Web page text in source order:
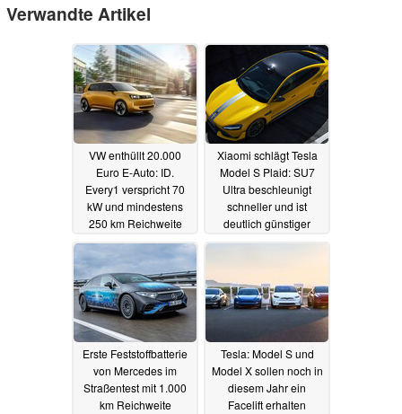
Verwandte Artikel
VW enthüllt 20.000
Euro E-Auto: ID.
Every1 verspricht 70
kW und mindestens
250 km Reichweite
05.03.2025
Xiaomi schlägt Tesla
Model S Plaid: SU7
Ultra beschleunigt
schneller und ist
deutlich günstiger
01.03.2025
Erste Feststoffbatterie
von Mercedes im
Straßentest mit 1.000
km Reichweite
Tesla: Model S und
Model X sollen noch in
diesem Jahr ein
Facelift erhalten